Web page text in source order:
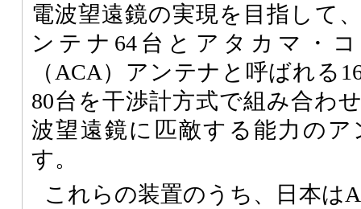
電波望遠鏡の実現を目指して
ンテナ64台とアタカマ・
（ACA）アンテナと呼ばれる
80台を干渉計方式で組み合わ
波望遠鏡に匹敵する能力の
す。
これらの装置のうち、日本は